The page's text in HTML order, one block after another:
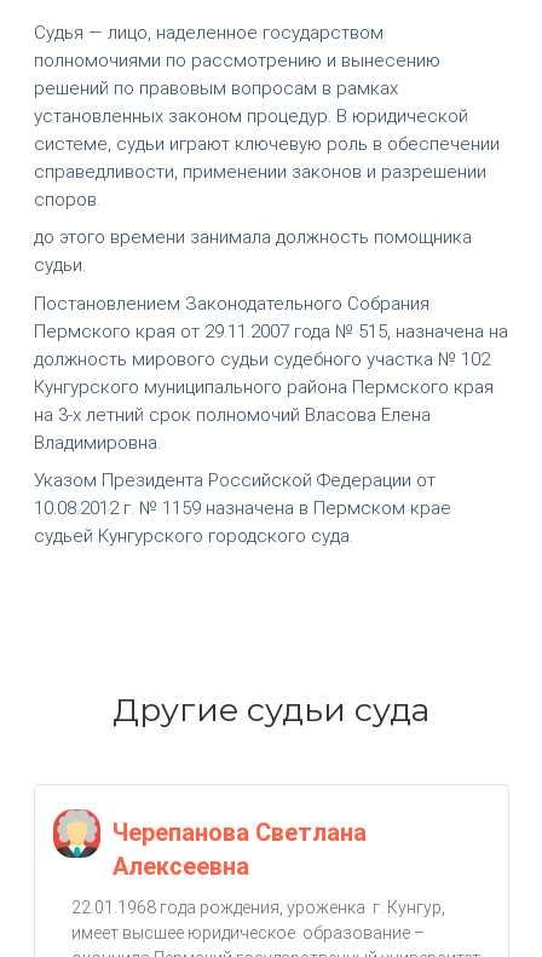
Судья — лицо, наделенное государством
полномочиями по рассмотрению и вынесению
решений по правовым вопросам в рамках
установленных законом процедур. В юридической
системе, судьи играют ключевую роль в обеспечении
справедливости, применении законов и разрешении
споров.
до этого времени занимала должность помощника
судьи.
Постановлением Законодательного Собрания
Пермского края от 29.11.2007 года № 515, назначена на
должность мирового судьи судебного участка № 102
Кунгурского муниципального района Пермского края
на 3-х летний срок полномочий Власова Елена
Владимировна.
Указом Президента Российской Федерации от
10.08.2012 г. № 1159 назначена в Пермском крае
судьей Кунгурского городского суда.
Другие судьи суда
Черепанова Светлана
Алексеевна
22.01.1968 года рождения, уроженка г. Кунгур,
имеет высшее юридическое образование –